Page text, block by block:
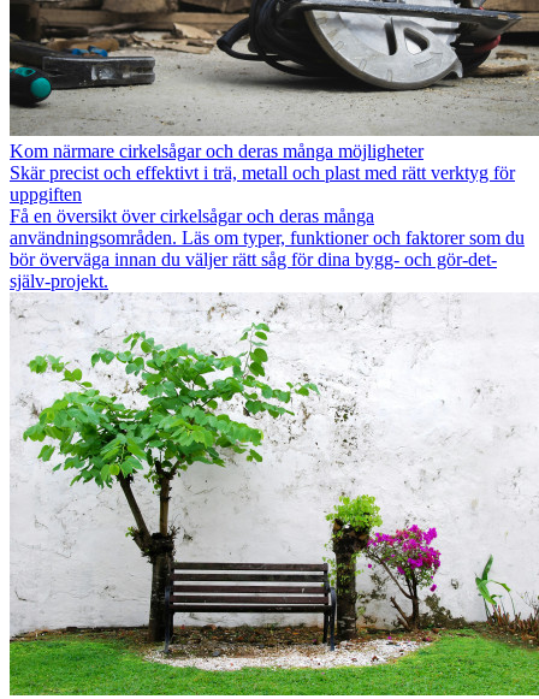
Kom närmare cirkelsågar och deras många möjligheter
Skär precist och effektivt i trä, metall och plast med rätt verktyg för
uppgiften
Få en översikt över cirkelsågar och deras många
användningsområden. Läs om typer, funktioner och faktorer som du
bör överväga innan du väljer rätt såg för dina bygg- och gör-det-
själv-projekt.